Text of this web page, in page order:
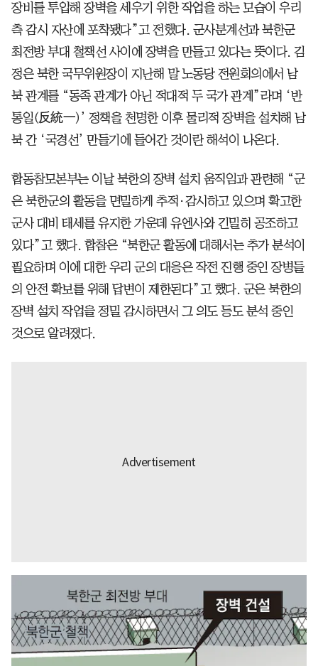
장비를 투입해 장벽을 세우기 위한 작업을 하는 모습이 우리
측 감시 자산에 포착됐다”고 전했다. 군사분계선과 북한군
최전방 부대 철책선 사이에 장벽을 만들고 있다는 뜻이다. 김
정은 북한 국무위원장이 지난해 말 노동당 전원회의에서 남
북 관계를 “동족 관계가 아닌 적대적 두 국가 관계”라며 ‘반
통일(反統一)’ 정책을 천명한 이후 물리적 장벽을 설치해 남
북 간 ‘국경선’ 만들기에 들어간 것이란 해석이 나온다.
합동참모본부는 이날 북한의 장벽 설치 움직임과 관련해 “군
은 북한군의 활동을 면밀하게 추적·감시하고 있으며 확고한
군사 대비 태세를 유지한 가운데 유엔사와 긴밀히 공조하고
있다”고 했다. 합참은 “북한군 활동에 대해서는 추가 분석이
필요하며 이에 대한 우리 군의 대응은 작전 진행 중인 장병들
의 안전 확보를 위해 답변이 제한된다”고 했다. 군은 북한의
장벽 설치 작업을 정밀 감시하면서 그 의도 등도 분석 중인
것으로 알려졌다.